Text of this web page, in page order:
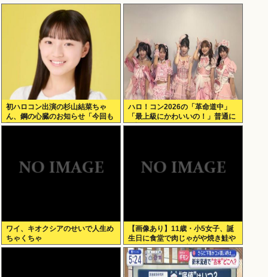
初ハロコン出演の杉山結菜ちゃ
ん、鋼の心臓のお知らせ「今回も
緊張してません」
ハロ！コン2026の「革命道中」
「最上級にかわいいの！」普通に
好評wwwww
ワイ、キオクシアのせいで人生め
ちゃくちゃ
【画像あり】11歳・小5女子、誕
生日に食堂で肉じゃがや焼き鮭や
玉子焼きなど一品料理をオジサン
みたいに食べる